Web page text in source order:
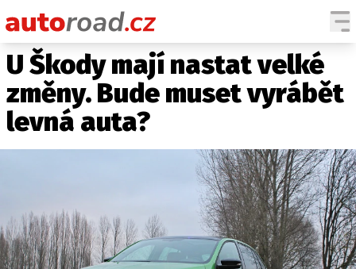
AUTA
TESTY AUT
ZAJÍMAVOSTI
TECHNIKA
EKONOMIKA
U Škody mají nastat velké
změny. Bude muset vyrábět
levná auta?